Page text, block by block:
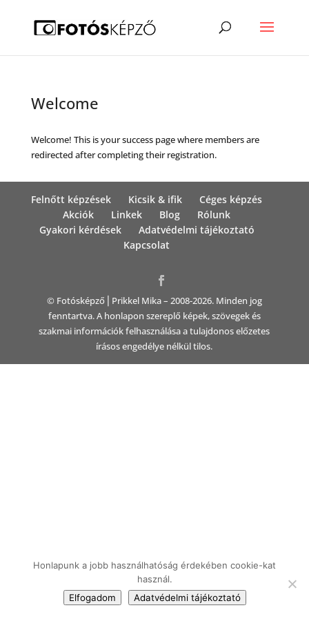
Welcome
Welcome! This is your success page where members are
redirected after completing their registration.
Felnőtt képzések Kicsik & ifik
Céges képzés
Akciók
Linkek Blog
Rólunk
Gyakori kérdések
Adatvédelmi tájékoztató
Kapcsolat
© Fotósképző⎪Prikkel Mika – 2008-2026. Minden jog
fenntartva. A honlapon szereplő képek, szövegek és
szakmai információk felhasználása a tulajdonos előzetes
írásos engedélye nélkül tilos.
Honlapunk a jobb használhatóság érdekében cookie-kat
használ.
Elfogadom
Adatvédelmi tájékoztató